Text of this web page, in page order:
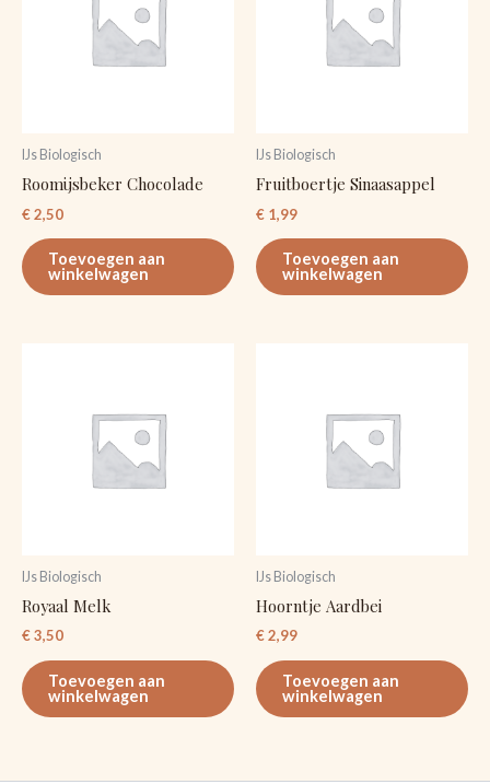
IJs Biologisch
Roomijsbeker Chocolade
€2,50
Toevoegen aan
winkelwagen
IJs Biologisch
Fruitboertje Sinaasappel
€ 1,99
Toevoegen aan
winkelwagen
IJs Biologisch
Royaal Melk
€3,50
Toevoegen aan
winkelwagen
IJs Biologisch
Hoorntje Aardbei
€2,99
Toevoegen aan
winkelwagen